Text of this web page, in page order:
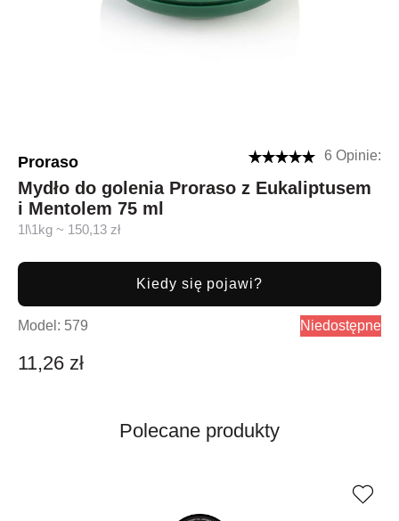
Proraso 6 Opinie:
Mydło do golenia Proraso z Eukaliptusem
i Mentolem 75 ml
Niedostępne
Model: 579
11,26 zł
1l\1kg ~ 150,13 zł
Kiedy się pojawi?
Polecane produkty